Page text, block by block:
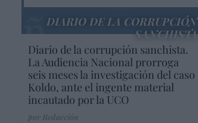
DIARIO DE LA CORRUPCIÓN
SANCHISTA
Diario de la corrupción sanchista.
La Audiencia Nacional prorroga
seis meses la investigación del caso
Koldo, ante el ingente material
incautado por la UCO